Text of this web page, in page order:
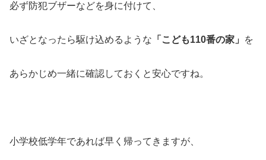
必ず防犯ブザーなどを身に付けて、
いざとなったら駆け込めるような 「こども110番の家」 を
あらかじめ一緒に確認しておくと安心ですね。
小学校低学年であれば早く帰ってきますが、